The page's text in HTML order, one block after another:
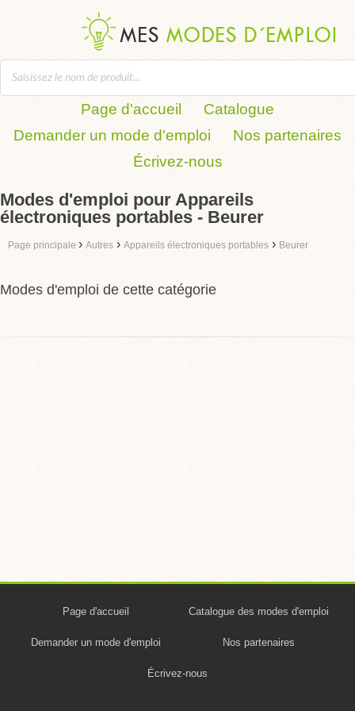
Page d'accueil
Catalogue
Demander un mode d'emploi
Nos partenaires
Écrivez-nous
Modes d'emploi pour Appareils
électroniques portables - Beurer
Page principale › Autres › Appareils électroniques portables › Beurer
Modes d'emploi de cette catégorie
Page d'accueil Catalogue des modes d'emploi
Demander un mode d'emploi Nos partenaires
Écrivez-nous